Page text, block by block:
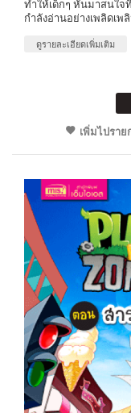
ทำให้เด็กๆ หันมาสนใจ
กำลังอ่านอย่างเพลิดเ
ดูรายละเอียดเพิ่มเติม
เพิ่มไปราย